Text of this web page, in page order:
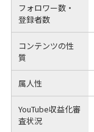
フォロワー数・
登録者数
コンテンツの性
質
属人性
YouTube収益化審
査状況